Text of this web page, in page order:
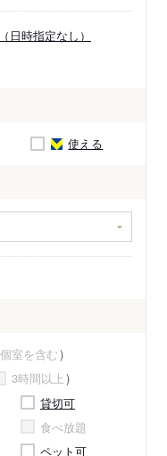
日時指定なし）
使える
室を含む
3時間以上
貸切可
食べ放題
ペット可